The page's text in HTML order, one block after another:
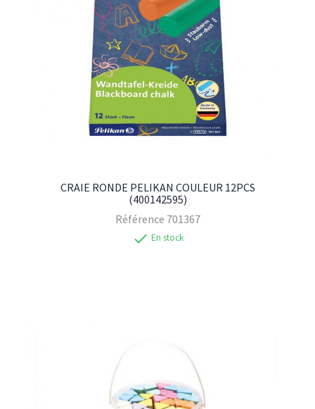
CRAIE RONDE PELIKAN COULEUR 12PCS
(400142595)
Référence 701367
check En stock